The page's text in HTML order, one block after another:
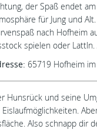
der Spaß endet
für Jung und
nach Hofheim
spielen oder Lattln.
65719 Hofheim
Hunsrück und seine
Eislaufmöglichkeiten.
Also schnapp dir